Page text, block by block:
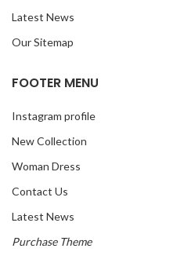
Latest News
Our Sitemap
FOOTER MENU
Instagram profile
New Collection
Woman Dress
Contact Us
Latest News
Purchase Theme